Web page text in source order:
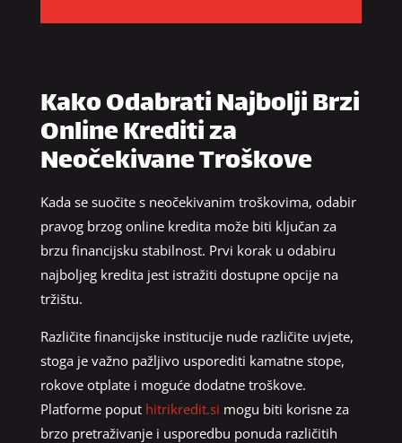
Kako Odabrati Najbolji Brzi
Online Krediti za
Neočekivane Troškove
Kada se suočite s neočekivanim troškovima, odabir
pravog brzog online kredita može biti ključan za
brzu financijsku stabilnost. Prvi korak u odabiru
najboljeg kredita jest istražiti dostupne opcije na
tržištu.
Različite financijske institucije nude različite uvjete,
stoga je važno pažljivo usporediti kamatne stope,
rokove otplate i moguće dodatne troškove.
Platforme poput hitrikredit.si mogu biti korisne za
brzo pretraživanje i usporedbu ponuda različitih